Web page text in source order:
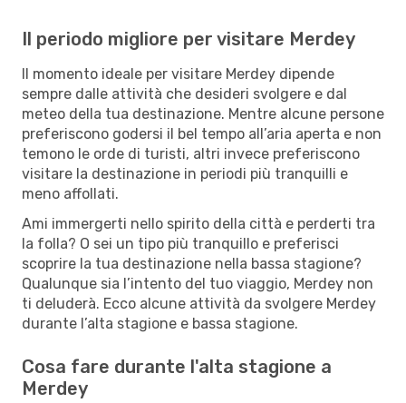
Il periodo migliore per visitare Merdey
Il momento ideale per visitare Merdey dipende
sempre dalle attività che desideri svolgere e dal
meteo della tua destinazione. Mentre alcune persone
preferiscono godersi il bel tempo all’aria aperta e non
temono le orde di turisti, altri invece preferiscono
visitare la destinazione in periodi più tranquilli e
meno affollati.
Ami immergerti nello spirito della città e perderti tra
la folla? O sei un tipo più tranquillo e preferisci
scoprire la tua destinazione nella bassa stagione?
Qualunque sia l’intento del tuo viaggio, Merdey non
ti deluderà. Ecco alcune attività da svolgere Merdey
durante l’alta stagione e bassa stagione.
Cosa fare durante l'alta stagione a
Merdey